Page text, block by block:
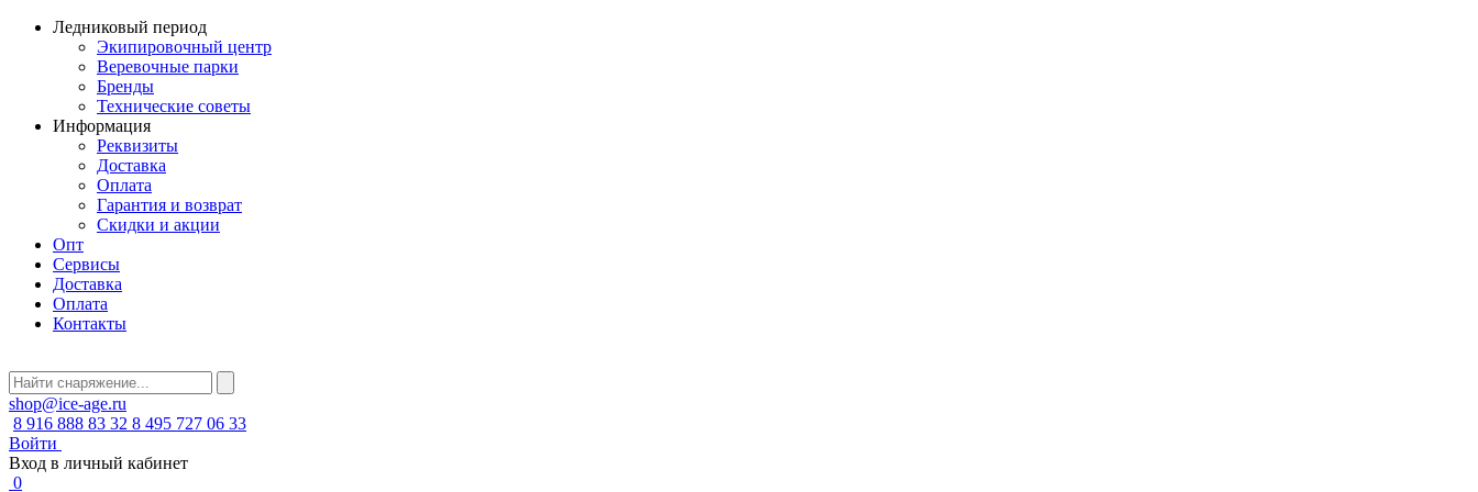
Ледниковый период
Экипировочный центр
Веревочные парки
Бренды
Технические советы
Информация
Реквизиты
Доставка
Оплата
Гарантия и возврат
Скидки и акции
Опт
Сервисы
Доставка
Оплата
Контакты
shop@ice-age.ru
8 916 888 83 32 8 495 727 06 33
Войти
Вход в личный кабинет
0